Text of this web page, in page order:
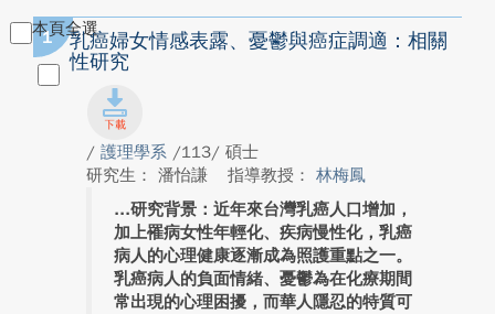
本頁全選
1
乳癌婦女情感表露、憂鬱與癌症調適：相關
性研究
/ 護理學系 /113/ 碩士
研究生： 潘怡謙
指導教授： 林梅鳳
研究背景：近年來台灣乳癌人口增加，
加上罹病女性年輕化、疾病慢性化，乳癌
病人的心理健康逐漸成為照護重點之一。
乳癌病人的負面情緒、憂鬱為在化療期間
常出現的心理困擾，而華人隱忍的特質可